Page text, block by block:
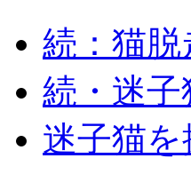
続：猫
続・迷
迷子猫